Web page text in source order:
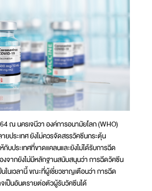
ณ นครเจนีวา องค์การอนามัยโลก (WHO)
ยประเทศ ยังไม่ควรจัดสรรวัคซีนกระตุ้น
บประเทศที่ขาดแคลนและยังไม่ได้รับการฉีด
งจากยังไม่มีหลักฐานสนับสนุนว่า การฉีดวัคซีน
นในเวลานี้ ขณะที่ผู้เชี่ยวชาญเตือนว่า การฉีด
เป็นอันตรายต่อตัวผู้รับวัคซีนได้